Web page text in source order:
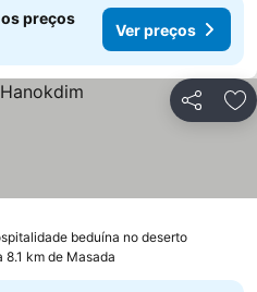
preços
Ver preços
Partilhar
beduína no desertoVer
8.1 km de Masada